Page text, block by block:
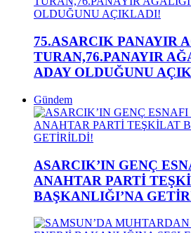
75.ASARCIK PANAYIR
TURAN,76.PANAYIR
ADAY OLDUĞUNU
Gündem
ASARCIK’IN GENÇ
ANAHTAR PARTİ
BAŞKANLIĞI’NA